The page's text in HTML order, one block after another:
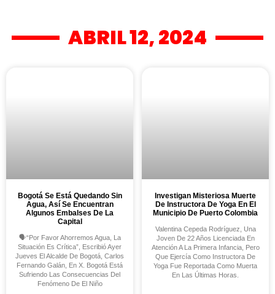
ABRIL 12, 2024
Bogotá Se Está Quedando Sin
Agua, Así Se Encuentran
Algunos Embalses De La
Capital
🗣️“Por Favor Ahorremos Agua, La
Situación Es Crítica”, Escribió Ayer
Jueves El Alcalde De Bogotá, Carlos
Fernando Galán, En X. Bogotá Está
Sufriendo Las Consecuencias Del
Fenómeno De El Niño
Investigan Misteriosa Muerte
De Instructora De Yoga En El
Municipio De Puerto Colombia
Valentina Cepeda Rodríguez, Una
Joven De 22 Años Licenciada En
Atención A La Primera Infancia, Pero
Que Ejercía Como Instructora De
Yoga Fue Reportada Como Muerta
En Las Últimas Horas.